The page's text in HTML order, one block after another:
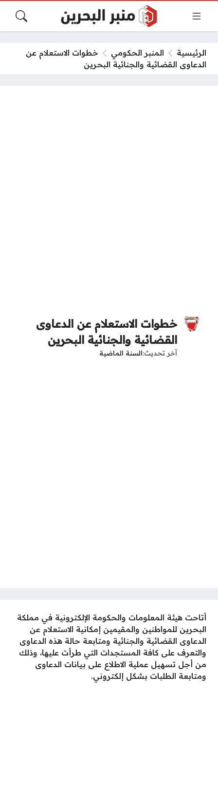
الرئيسية المنبر الحكومي
خطوات الاستعلام عن
الدعاوى القضائية والجنائية البحرين
خطوات الاستعلام عن الدعاوى
القضائية والجنائية البحرين
آخر تحديث السنة الماضية
أتاحت هيئة المعلومات والحكومة الإلكترونية في مملكة
البحرين للمواطنين والمقيمين إمكانية الاستعلام عن
الدعاوى القضائية والجنائية ومتابعة حالة هذه الدعاوى
والتعرف على كافة المستجدات التي طرأت عليها، وذلك
من أجل تسهيل عملية الاطلاع على بيانات الدعاوى
ومتابعة الطلبات بشكل إلكتروني.